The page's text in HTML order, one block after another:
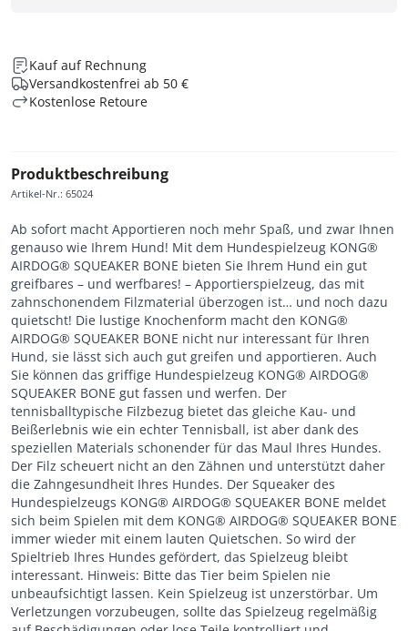
Kauf auf Rechnung
Versandkostenfrei ab 50 €
Kostenlose Retoure
Produktbeschreibung
Artikel-Nr.: 65024
Ab sofort macht Apportieren noch mehr Spaß, und zwar Ihnen
genauso wie Ihrem Hund! Mit dem Hundespielzeug KONG®
AIRDOG® SQUEAKER BONE bieten Sie Ihrem Hund ein gut
greifbares – und werfbares! – Apportierspielzeug, das mit
zahnschonendem Filzmaterial überzogen ist… und noch dazu
quietscht! Die lustige Knochenform macht den KONG®
AIRDOG® SQUEAKER BONE nicht nur interessant für Ihren
Hund, sie lässt sich auch gut greifen und apportieren. Auch
Sie können das griffige Hundespielzeug KONG® AIRDOG®
SQUEAKER BONE gut fassen und werfen. Der
tennisballtypische Filzbezug bietet das gleiche Kau- und
Beißerlebnis wie ein echter Tennisball, ist aber dank des
speziellen Materials schonender für das Maul Ihres Hundes.
Der Filz scheuert nicht an den Zähnen und unterstützt daher
die Zahngesundheit Ihres Hundes. Der Squeaker des
Hundespielzeugs KONG® AIRDOG® SQUEAKER BONE meldet
sich beim Spielen mit dem KONG® AIRDOG® SQUEAKER BONE
immer wieder mit einem lauten Quietschen. So wird der
Spieltrieb Ihres Hundes gefördert, das Spielzeug bleibt
interessant. Hinweis: Bitte das Tier beim Spielen nie
unbeaufsichtigt lassen. Kein Spielzeug ist unzerstörbar. Um
Verletzungen vorzubeugen, sollte das Spielzeug regelmäßig